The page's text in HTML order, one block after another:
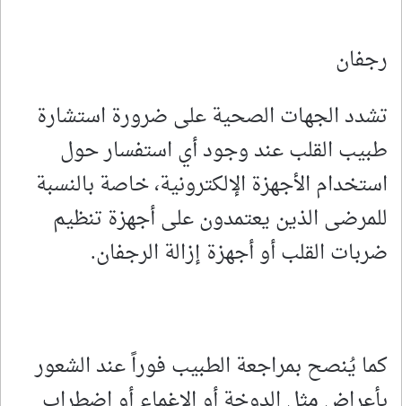
رجفان
تشدد الجهات الصحية على ضرورة استشارة
طبيب القلب عند وجود أي استفسار حول
استخدام الأجهزة الإلكترونية، خاصة بالنسبة
للمرضى الذين يعتمدون على أجهزة تنظيم
ضربات القلب أو أجهزة إزالة الرجفان.
كما يُنصح بمراجعة الطبيب فوراً عند الشعور